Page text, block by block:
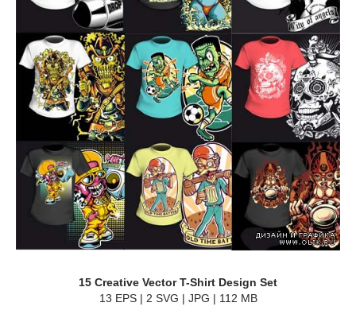
15 Creative Vector T-Shirt Design Set
13 EPS | 2 SVG | JPG | 112 MB